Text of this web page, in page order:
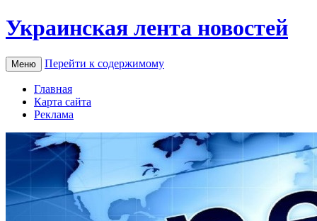
Украинская лента новостей
Меню Перейти к содержимому
Главная
Карта сайта
Реклама